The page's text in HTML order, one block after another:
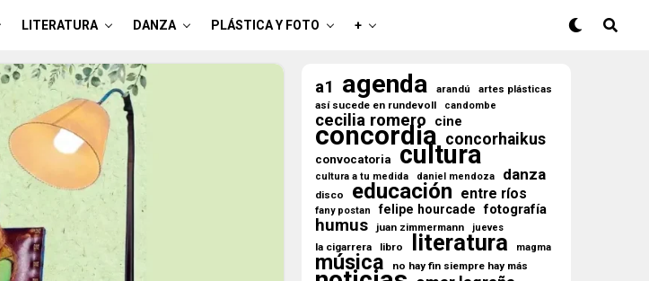
LITERATURA DANZA PLÁSTICA Y FOTO +
a1 agenda arandú artes plásticas
así sucede en rundevoll candombe
cecilia romero cine
concordia concorhaikus
convocatoria cultura
cultura a tu medida daniel mendoza danza
disco educación entre ríos
fany postan felipe hourcade fotografía
humus juan zimmermann jueves
la cigarrera libro literatura magma
música no hay fin siempre hay más